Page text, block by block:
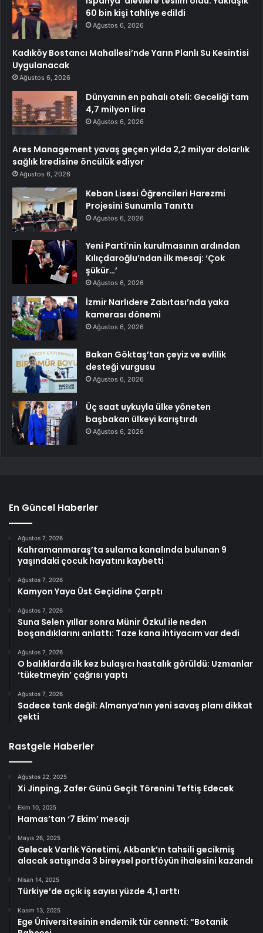
60 bin kişi tahliye edildi
Ağustos 6, 2026
Kadıköy Bostancı Mahallesi’nde Yarın Planlı Su Kesintisi
Uygulanacak
Ağustos 6, 2026
Dünyanın en pahalı oteli: Geceliği tam
4,7 milyon lira
Ağustos 6, 2026
Ares Management yavaş geçen yılda 2,2 milyar dolarlık
sağlık kredisine öncülük ediyor
Ağustos 6, 2026
Keban Lisesi Öğrencileri Harezmi
Projesini Sunumla Tanıttı
Ağustos 6, 2026
Yeni Parti’nin kurulmasının ardından
Kılıçdaroğlu’ndan ilk mesaj: ‘Çok
şükür…’
Ağustos 6, 2026
İzmir Narlıdere Zabıtası’nda yaka
kamerası dönemi
Ağustos 6, 2026
Bakan Göktaş’tan çeyiz ve evlilik
desteği vurgusu
Ağustos 6, 2026
Üç saat uykuyla ülke yöneten
başbakan ülkeyi karıştırdı
Ağustos 6, 2026
En Güncel Haberler
Ağustos 7, 2026
Kahramanmaraş’ta sulama kanalında bulunan 9
yaşındaki çocuk hayatını kaybetti
Ağustos 7, 2026
Kamyon Yaya Üst Geçidine Çarptı
Ağustos 7, 2026
Suna Selen yıllar sonra Münir Özkul ile neden
boşandıklarını anlattı: Taze kana ihtiyacım var dedi
Ağustos 7, 2026
O balıklarda ilk kez bulaşıcı hastalık görüldü: Uzmanlar
‘tüketmeyin’ çağrısı yaptı
Ağustos 7, 2026
Sadece tank değil: Almanya’nın yeni savaş planı dikkat
çekti
Rastgele Haberler
Ağustos 22, 2025
Xi Jinping, Zafer Günü Geçit Törenini Teftiş Edecek
Ekim 10, 2025
Hamas’tan ‘7 Ekim’ mesajı
Mayıs 26, 2025
Gelecek Varlık Yönetimi, Akbank’ın tahsili gecikmiş
alacak satışında 3 bireysel portföyün ihalesini kazandı
Nisan 14, 2025
Türkiye’de açık iş sayısı yüzde 4,1 arttı
Kasım 13, 2025
Ege Üniversitesinin endemik tür cenneti: “Botanik